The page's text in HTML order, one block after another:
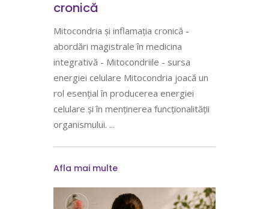
cronică
Mitocondria și inflamația cronică -
abordări magistrale în medicina
integrativă - Mitocondriile - sursa
energiei celulare Mitocondria joacă un
rol esențial în producerea energiei
celulare și în menținerea funcționalității
organismului.
Afla mai multe